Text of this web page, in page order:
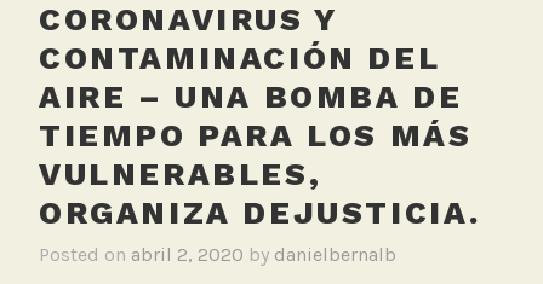
A
i
r
e
,
C
o
r
o
CORONAVIRUS Y
CONTAMINACIÓN DEL
AIRE – UNA BOMBA DE
TIEMPO PARA LOS MÁS
VULNERABLES,
ORGANIZA DEJUSTICIA.
Posted on abril 2, 2020 by danielbernalb